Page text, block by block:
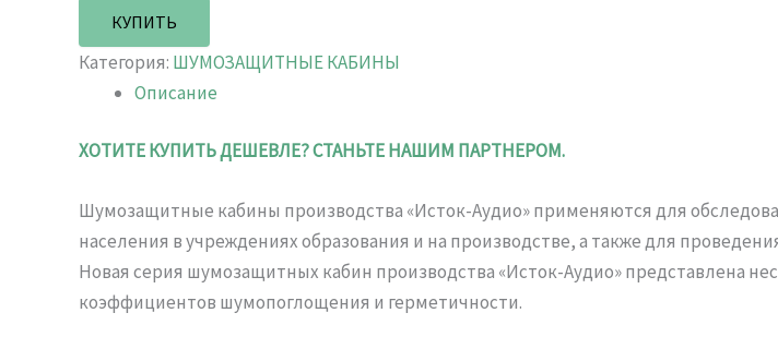
КУПИТЬ
Категория: ШУМОЗАЩИТНЫЕ КАБИНЫ
Описание
ХОТИТЕ КУПИТЬ ДЕШЕВЛЕ? СТАНЬТЕ НАШИМ ПАРТНЕРОМ.
Шумозащитные кабины производства «Исток-Аудио» применяются для
населения в учреждениях образования и на производстве, а также для
Новая серия шумозащитных кабин производства «Исток-Аудио» представлена
коэффициентов шумопоглощения и герметичности.